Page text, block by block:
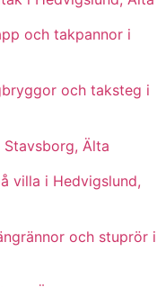
och takpannor i
och taksteg i
Älta
villa i Hedvigslund,
och stuprör i